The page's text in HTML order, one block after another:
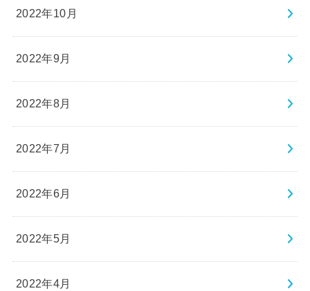
2022年10月
2022年9月
2022年8月
2022年7月
2022年6月
2022年5月
2022年4月